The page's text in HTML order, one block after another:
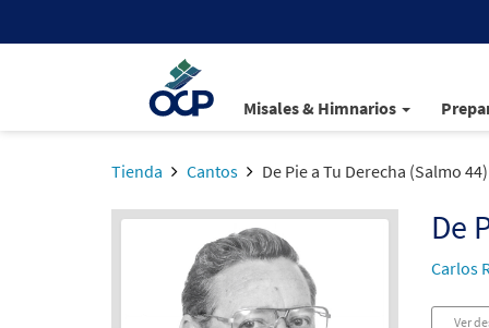
Misales & Himnarios
Tienda Cantos De Pie a Tu Derecha (Salmo 44)
De
Carlos
Ver